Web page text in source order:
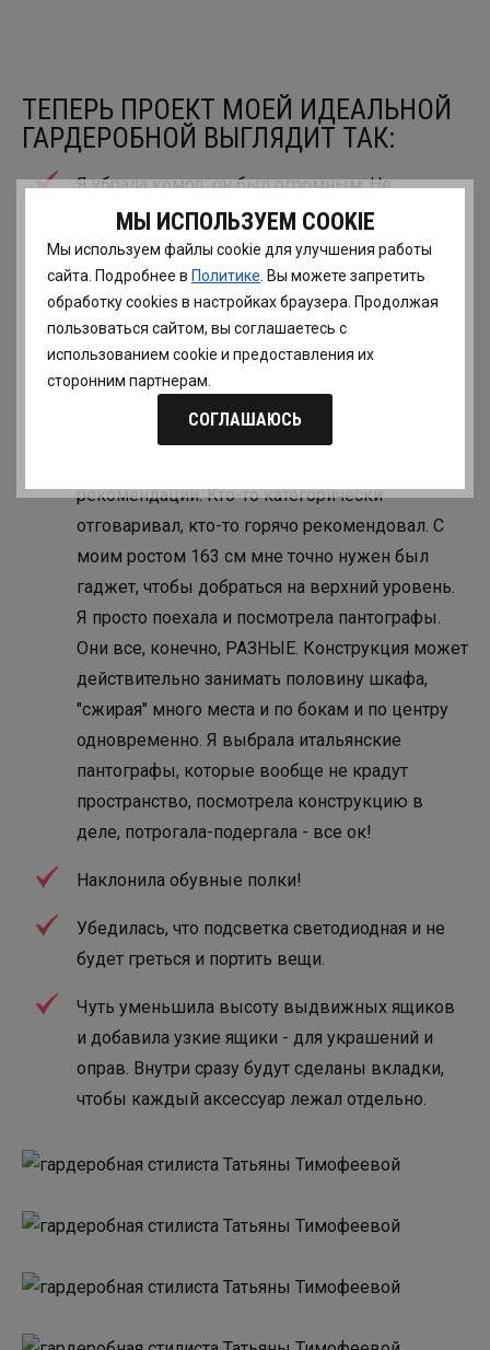
МЫ ИСПОЛЬЗУЕМ COOKIE
Мы используем файлы cookie для улучшения работы
сайта. Подробнее в Политике . Вы можете запретить
обработку сookies в настройках браузера. Продолжая
пользоваться сайтом, вы соглашаетесь с
использованием cookie и предоставления их
сторонним партнерам.
СОГЛАШАЮСЬ
ТЕПЕРЬ ПРОЕКТ МОЕЙ ИДЕАЛЬНОЙ
ГАРДЕРОБНОЙ ВЫГЛЯДИТ ТАК:
Я убрала комод, он был огромным. Не
исключаю, что сделаю его, конечно, меньшего
размера, но только после того, как
гардеробная будет полностью смонтирована.
Добавить никогда не поздно:)
Убрала нижние полки в отсеках с одеждой.
Часть отсеков сделала двухуровневыми и
рекомендации. Кто-то категорически
отговаривал, кто-то горячо рекомендовал. С
моим ростом 163 см мне точно нужен был
гаджет, чтобы добраться на верхний уровень.
Я просто поехала и посмотрела пантографы.
Они все, конечно, РАЗНЫЕ. Конструкция может
действительно занимать половину шкафа,
"сжирая" много места и по бокам и по центру
одновременно. Я выбрала итальянские
пантографы, которые вообще не крадут
пространство, посмотрела конструкцию в
деле, потрогала-подергала - все ок!
Наклонила обувные полки!
Убедилась, что подсветка светодиодная и не
будет греться и портить вещи.
Чуть уменьшила высоту выдвижных ящиков
и добавила узкие ящики - для украшений и
оправ. Внутри сразу будут сделаны вкладки,
чтобы каждый аксессуар лежал отдельно.